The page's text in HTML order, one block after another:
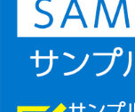
塩ビのロール
つや消し半透